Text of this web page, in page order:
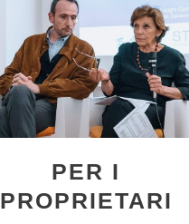
PER I
PROPRIETARI